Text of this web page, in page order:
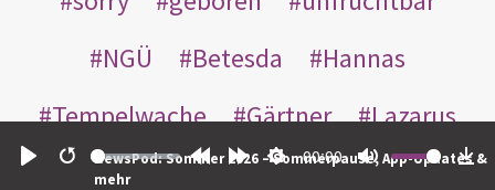
Restart
00:00
NewsPod: Sommer 2026 – Sommerpause, App-Updates &
mehr
NGÜ
Betesda
Hannas
Tempelwache
Gärtner
Lazarus
Gottes
Bote Nikodemus